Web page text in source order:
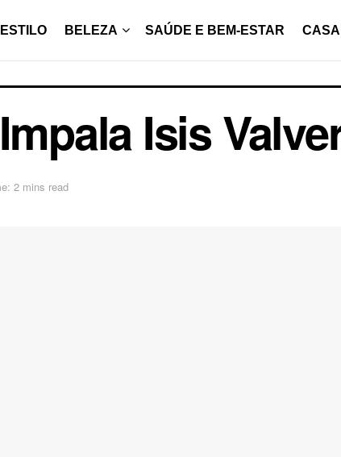
BELEZA SAÚDE E BEM-ESTAR
Isis
2 mins read